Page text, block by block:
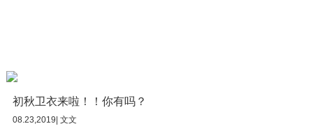
初秋卫衣来啦！！你有吗？
08.23,2019| 文文